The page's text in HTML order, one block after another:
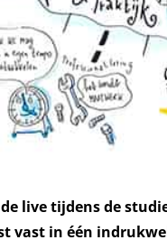
live tijdens de
vast in één